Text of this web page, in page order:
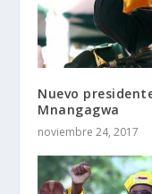
Nuevo
Mnangagwa
noviembre 24, 2017